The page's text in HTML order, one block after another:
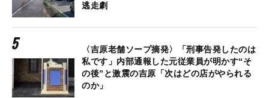
逃走劇
〈吉原老舗ソープ摘発〉「刑事告発したのは
私です」内部通報した元従業員が明かす“そ
の後”と激震の吉原「次はどの店がやられる
のか」